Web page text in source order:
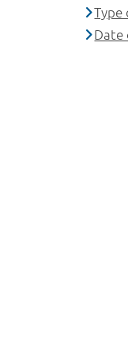
Type
Date